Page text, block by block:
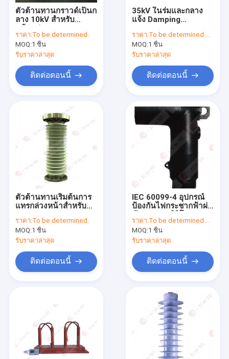
บ้าน
สินค้า
ตัวต้านทานกราวด์เป็นก
ลาง 10kV สำหรับ
ราคา:To be determined.
MOQ:1 ชิ้น
รับราคาล่าสุด
ติดต่อตอนนี้
35kV ในร่มและกลาง
แจ้ง Damping
ต้านทานการป้องกัน
Overvoltage สำหรับ
Substation
ราคา:To be determined by type and quantity.
MOQ:1 ชิ้น
รับราคาล่าสุด
ติดต่อตอนนี้
ตัวต้านทานเริ่มต้นการ
แทรกล่วงหน้าสำหรับ
STATCOM
ราคา:To be determined.
MOQ:1 ชิ้น
รับราคาล่าสุด
ติดต่อตอนนี้
IEC 60099-4 อุปกรณ์
ป้องกันไฟกระชากฟ้าผ่า
ราคา:To be determined by type and quantity.
MOQ:1 ชิ้น
รับราคาล่าสุด
ติดต่อตอนนี้